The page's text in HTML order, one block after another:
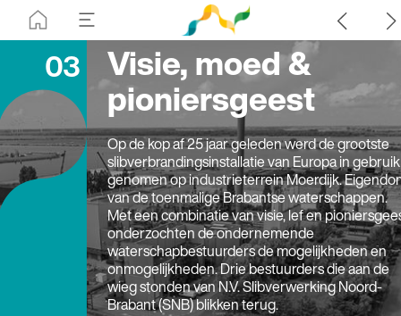
Visie, moed &
pioniersgeest
Op de kop af 25 jaar geleden werd de grootste
slibverbrandingsinstallatie van Europa in gebruik
genomen op industrieterrein Moerdijk.
van de toenmalige Brabantse waterschappen.
Met een combinatie van visie, lef en
onderzochten de ondernemende
waterschapbestuurders de mogelijkheden en
onmogelijkheden. Drie bestuurders die aan de
wieg stonden van N.V. Slibverwerking Noord-
Brabant (SNB) blikken terug.
03